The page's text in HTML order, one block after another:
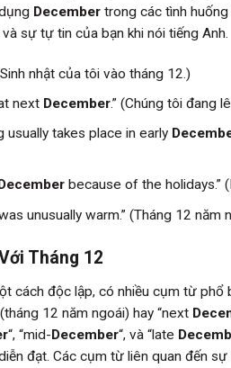
December trong các tình
sự tự tin của bạn khi nói tiếng Anh.
nhật của tôi vào tháng 12.)
next December.” (Chúng tôi đang
usually takes place in early
December because of the holidays.”
unusually warm.” (Tháng 12
Tháng 12
cách độc lập, có nhiều cụm từ phổ
(tháng 12 năm ngoái) hay “next
“, “mid-December“, và “late
đạt. Các cụm từ liên quan đến sự